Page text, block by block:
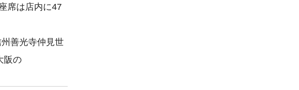
席は店内に47
善光寺仲見世
阪の